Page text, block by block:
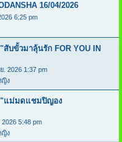
16/04/2026
6:25 pm
สับขั้วมาลุ้นรัก FOR YOU IN
. 2026 1:37 pm
ญิง
"แม่มดแชมปิญอง
5:48 pm
ญิง